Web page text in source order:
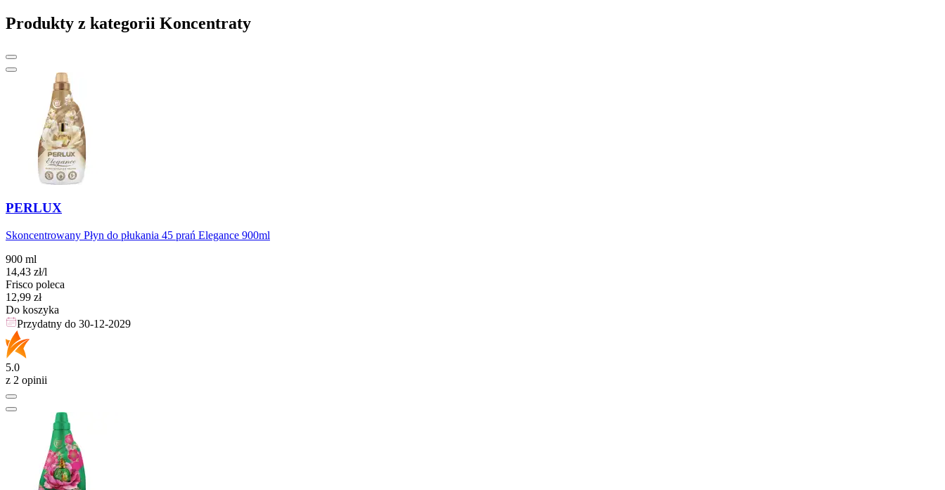
Produkty z kategorii Koncentraty
PERLUX
Skoncentrowany Płyn do płukania 45 prań Elegance 900ml
900 ml
14,43 zł/l
Frisco poleca
Cena
12,99 zł
Do koszyka
Przydatny do 30-12-2029
5.0
z 2 opinii